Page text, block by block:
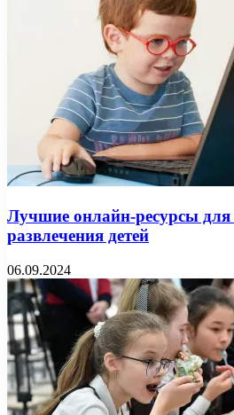
Лучшие онлайн-ресурсы для
развлечения детей
06.09.2024